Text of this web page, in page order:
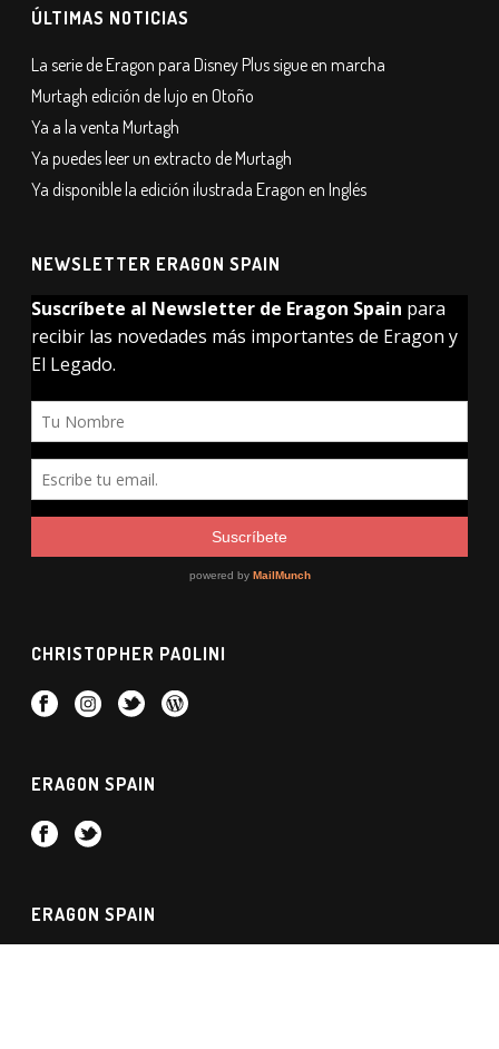
ÚLTIMAS NOTICIAS
La serie de Eragon para Disney Plus sigue en marcha
Murtagh edición de lujo en Otoño
Ya a la venta Murtagh
Ya puedes leer un extracto de Murtagh
Ya disponible la edición ilustrada Eragon en Inglés
NEWSLETTER ERAGON SPAIN
CHRISTOPHER PAOLINI
ERAGON SPAIN
ERAGON SPAIN